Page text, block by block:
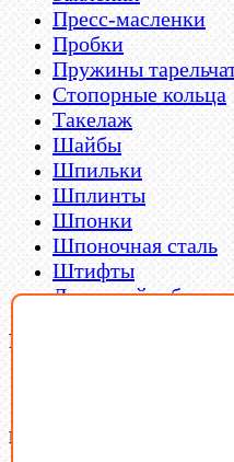
Пресс-масленки
Пробки
Пружины
Стопорные кольца
Такелаж
Шайбы
Шпильки
Шплинты
Шпонки
Шпоночная сталь
Штифты
Латунный и
Filter By
Категории товаров